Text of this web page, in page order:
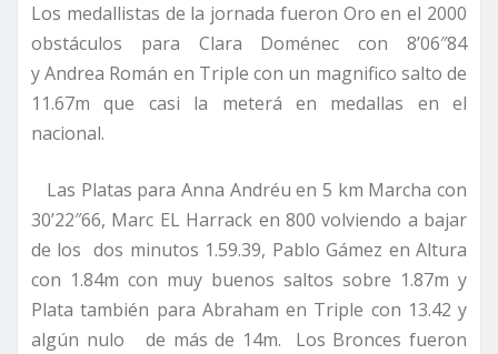
Los medallistas de la jornada fueron Oro en el 2000
obstáculos para Clara Doménec con 8’06″84
y Andrea Román en Triple con un magnifico salto de
11.67m que casi la meterá en medallas en el
nacional.
Las Platas para Anna Andréu en 5 km Marcha con
30’22″66, Marc EL Harrack en 800 volviendo a bajar
de los dos minutos 1.59.39, Pablo Gámez en Altura
con 1.84m con muy buenos saltos sobre 1.87m y
Plata también para Abraham en Triple con 13.42 y
algún nulo de más de 14m. Los Bronces fueron